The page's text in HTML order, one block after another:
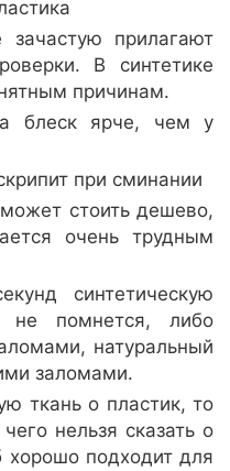
прилагают
В синтетике
причинам.
блеск ярче, чем у
при сминании
стоить дешево,
очень трудным
синтетическую
помнется, либо
натуральный
заломами.
ткань о пластик, то
нельзя сказать о
хорошо подходит для